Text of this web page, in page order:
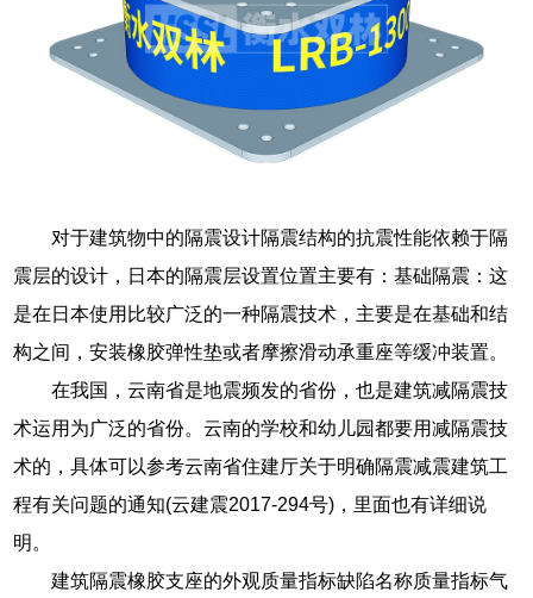
对于建筑物中的隔震设计隔震结构的抗震性能依赖于隔
震层的设计，日本的隔震层设置位置主要有：基础隔震：这
是在日本使用比较广泛的一种隔震技术，主要是在基础和结
构之间，安装橡胶弹性垫或者摩擦滑动承重座等缓冲装置。
在我国，云南省是地震频发的省份，也是建筑减隔震技
术运用为广泛的省份。云南的学校和幼儿园都要用减隔震技
术的，具体可以参考云南省住建厅关于明确隔震减震建筑工
程有关问题的通知(云建震2017-294号)，里面也有详细说
明。
建筑隔震橡胶支座的外观质量指标缺陷名称质量指标气